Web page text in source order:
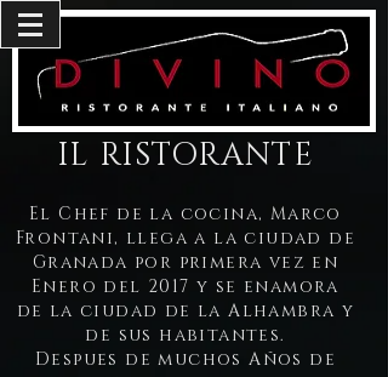
IL RISTORANTE
El Chef de la cocina, Marco
Frontani, llega a la ciudad de
Granada por primera vez en
Enero del 2017 y se enamora
de la ciudad de la Alhambra y
de sus habitantes.
Despues de muchos Años de